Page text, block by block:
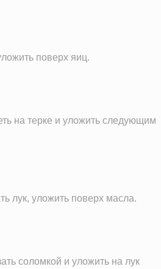
поверх яиц.
на терке и уложить следующим
лук, уложить поверх масла.
соломкой и уложить на лук